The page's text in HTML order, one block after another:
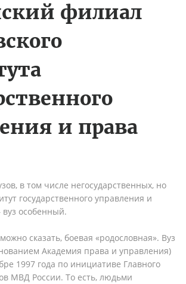
филиал
и права
в том числе негосударственных, но
государственного управления и
особенный.
сказать, боевая «родословная». Вуз
Академия права и управления)
1997 года по инициативе Главного
МВД России. То есть, людьми